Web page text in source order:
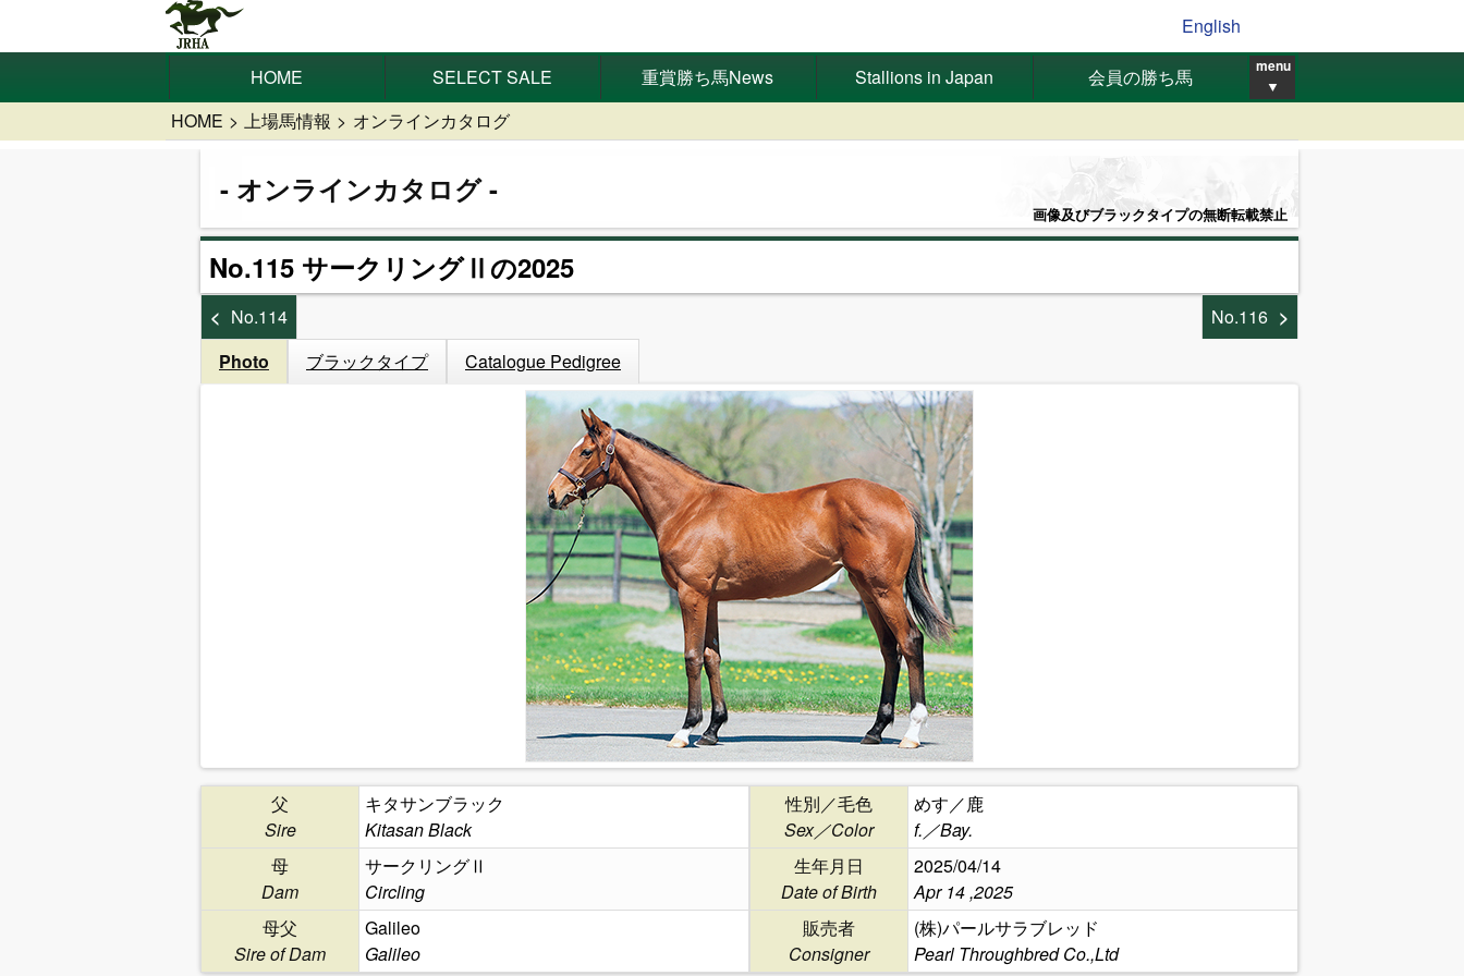
English
HOME SELECT SALE 重賞勝ち馬News Stallions in Japan 会員の勝ち馬 menu
▼
HOME 上場馬情報 オンラインカタログ
オンラインカタログ
画像及びブラックタイプの無断転載禁止
No.115 サークリングⅡの2025
No.114
No.116
Photo
ブラックタイプ Catalogue Pedigree
父
Sire
キタサンブラック
Kitasan Black
母
Dam
サークリングⅡ
Circling
母父
Sire of Dam
Galileo
Galileo
性別／毛色
Sex／Color
めす／鹿
f.／Bay.
生年月日
Date of Birth
2025/04/14
Apr 14 ,2025
販売者
Consigner
(株)パールサラブレッド
Pearl Throughbred Co.,Ltd